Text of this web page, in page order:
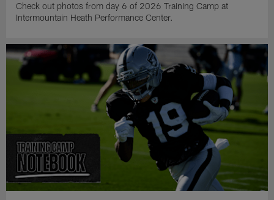
Check out photos from day 6 of 2026 Training Camp at
Intermountain Heath Performance Center.